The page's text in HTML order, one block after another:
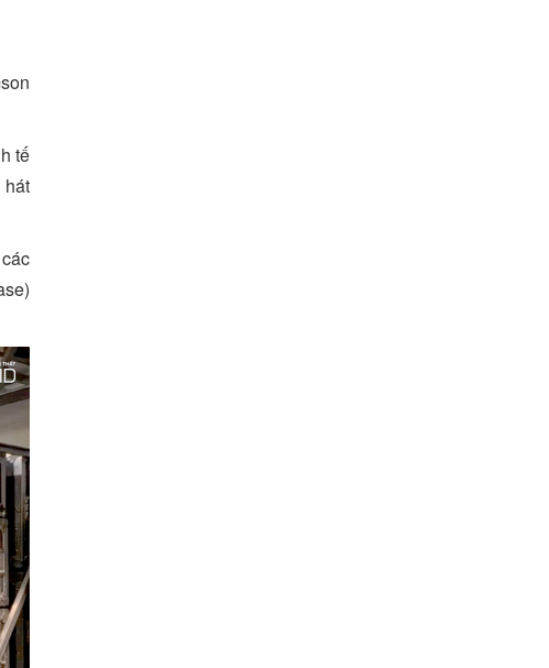
tế
hát